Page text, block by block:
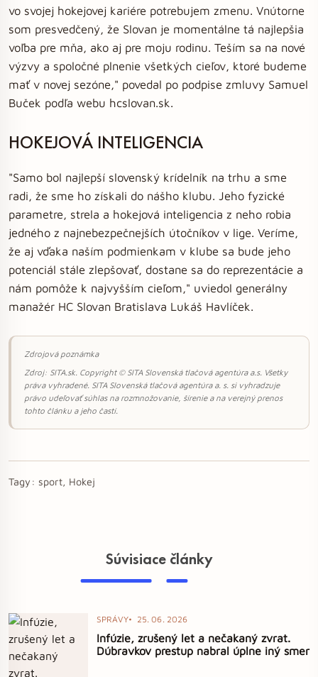
vo svojej hokejovej kariére potrebujem zmenu. Vnútorne
som presvedčený, že Slovan je momentálne tá najlepšia
voľba pre mňa, ako aj pre moju rodinu. Teším sa na nové
výzvy a spoločné plnenie všetkých cieľov, ktoré budeme
mať v novej sezóne," povedal po podpise zmluvy Samuel
Buček podľa webu hcslovan.sk.
HOKEJOVÁ INTELIGENCIA
"Samo bol najlepší slovenský krídelník na trhu a sme
radi, že sme ho získali do nášho klubu. Jeho fyzické
parametre, strela a hokejová inteligencia z neho robia
jedného z najnebezpečnejších útočníkov v lige. Veríme,
že aj vďaka naším podmienkam v klube sa bude jeho
potenciál stále zlepšovať, dostane sa do reprezentácie a
nám pomôže k najvyšším cieľom," uviedol generálny
manažér HC Slovan Bratislava Lukáš Havlíček.
Zdrojová poznámka
Zdroj: SITA.sk. Copyright © SITA Slovenská tlačová agentúra a.s. Všetky
práva vyhradené. SITA Slovenská tlačová agentúra a. s. si vyhradzuje
právo udeľovať súhlas na rozmnožovanie, šírenie a na verejný prenos
tohto článku a jeho častí.
Tagy: sport, Hokej
Súvisiace články
SPRÁVY 25. 06. 2026
Infúzie, zrušený let a nečakaný zvrat.
Dúbravkov prestup nabral úplne iný smer